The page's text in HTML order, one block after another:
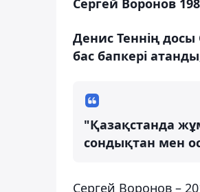
Денис Теннің
бас бапкері
"Қазақстанда
сондықтан мен
Сергей Воронов –